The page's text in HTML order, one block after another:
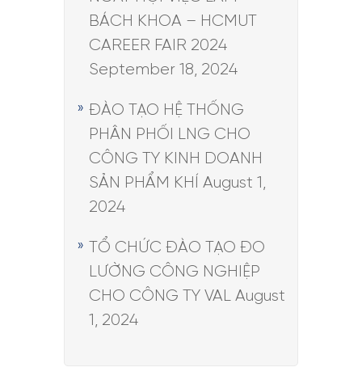
BÁCH KHOA – HCMUT
CAREER FAIR 2024
September 18, 2024
ĐÀO TẠO HỆ THỐNG
PHÂN PHỐI LNG CHO
CÔNG TY KINH DOANH
SẢN PHẨM KHÍ
August 1,
2024
TỔ CHỨC ĐÀO TẠO ĐO
LƯỜNG CÔNG NGHIỆP
CHO CÔNG TY VAL August
1, 2024